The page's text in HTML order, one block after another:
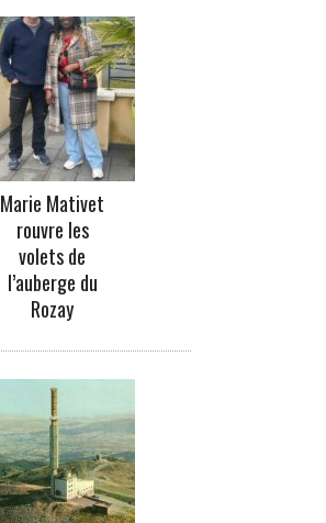
Marie Mativet
rouvre les
volets de
l’auberge du
Rozay